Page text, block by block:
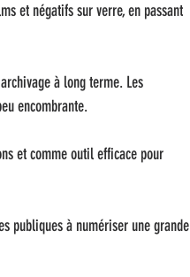
et négatifs sur verre, en passant
à long terme. Les
encombrante.
et comme outil efficace pour
publiques à numériser une grande